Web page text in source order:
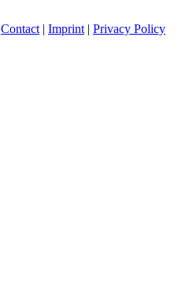
Contact | Imprint | Privacy Policy